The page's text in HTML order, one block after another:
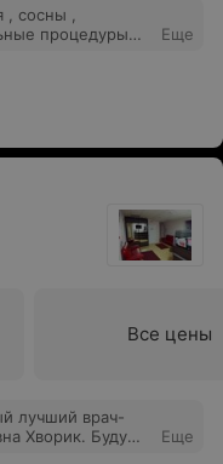
, сосны ,
процедуры
Еще
Все цены
лучший врач-
Хворик. Буду
Еще